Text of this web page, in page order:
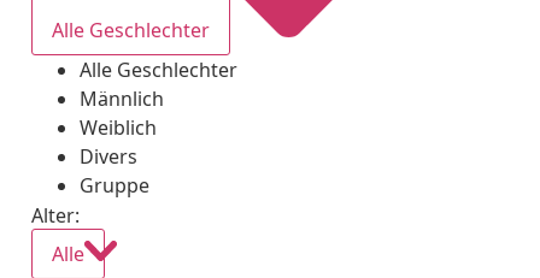
Alle Geschlechter
Alle Geschlechter
Männlich
Weiblich
Divers
Gruppe
Alter:
Alle